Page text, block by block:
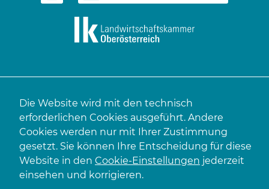
Die Website wird mit den technisch
erforderlichen Cookies ausgeführt. Andere
Cookies werden nur mit Ihrer Zustimmung
gesetzt. Sie können Ihre Entscheidung für diese
Website in den Cookie-Einstellungen jederzeit
einsehen und korrigieren.